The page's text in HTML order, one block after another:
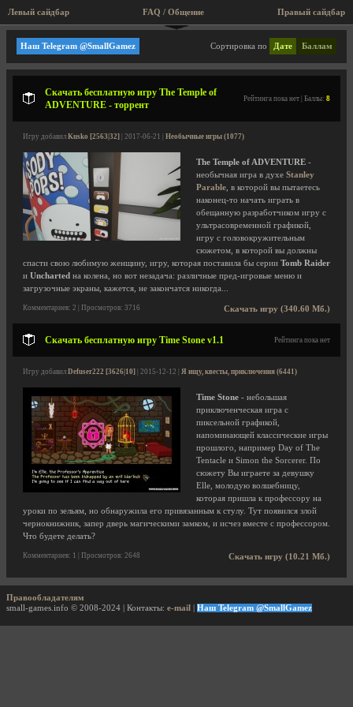
Левый сайдбар Правый сайдбар
FAQ / Общение
Scared Square games
Сортировка по Дате Баллам
Наш Telegram @SmallGamez
Скачать бесплатную игру The Temple of
ADVENTURE - торрент
Рейтинга пока нет | Баллы: 8
Игру добавил Kusko [2563|32] | 2017-06-21 | Необычные игры (1077)
The Temple of ADVENTURE -
необычная игра в духе Stanley
Parable , в которой вы пытаетесь
наконец-то начать играть в
обещанную разработчиком игру с
ультрасовременной графикой,
игру с головокружительным
сюжетом, в которой вы должны
спасти свою любимую женщину, игру, которая поставила бы серии Tomb Raider
и Uncharted на колена, но вот незадача: различные пред-игровые меню и
загрузочные экраны, кажется, не закончатся никогда...
Скачать игру (340.60 Мб.)
Комментариев: 2 | Просмотров: 3716
Скачать бесплатную игру Time Stone v1.1 Рейтинга пока нет
Игру добавил Defuser222 [3626|10] | 2015-12-12 | Я ищу, квесты, приключения (6441)
Time Stone - небольшая
приключенческая игра с
пиксельной графикой,
напоминающей классические игры
прошлого, например Day of The
Tentacle и Simon the Sorcerer. По
сюжету Вы играете за девушку
Elle, молодую волшебницу,
которая пришла к профессору на
уроки по зельям, но обнаружила его привязанным к стулу. Тут появился злой
чернокнижник, запер дверь магическими замком, и исчез вместе с профессором.
Что будете делать?
Скачать игру (10.21 Мб.)
Комментариев: 1 | Просмотров: 2648
Правообладателям
small-games.info © 2008-2024 | Контакты: e-mail Наш Telegram @SmallGamez